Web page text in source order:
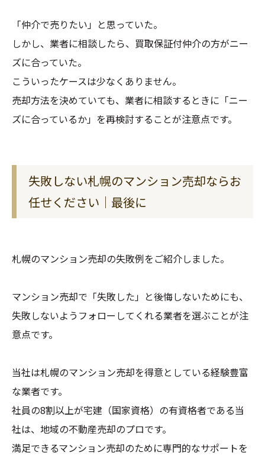
「仲介で売りたい」と思っていた。
しかし、業者に相談したら、買取保証付仲介の方がニー
ズに合っていた。
こういったケースは少なくありません。
売却方法を決めていても、業者に相談するときに「ニー
ズに合っているか」を再検討することが注意点です。
失敗しない札幌のマンション売却ならお
任せください｜最後に
札幌のマンション売却の失敗例をご紹介しました。
マンション売却で「失敗した」と後悔しないためにも、
失敗しないようフォローしてくれる業者を選ぶことが注
意点です。
当社は札幌のマンション売却を得意としている経験豊富
な業者です。
社員の8割以上が宅建（国家資格）の有資格者である当
社は、地域の不動産売却のプロです。
満足できるマンション売却のために専門的なサポートを